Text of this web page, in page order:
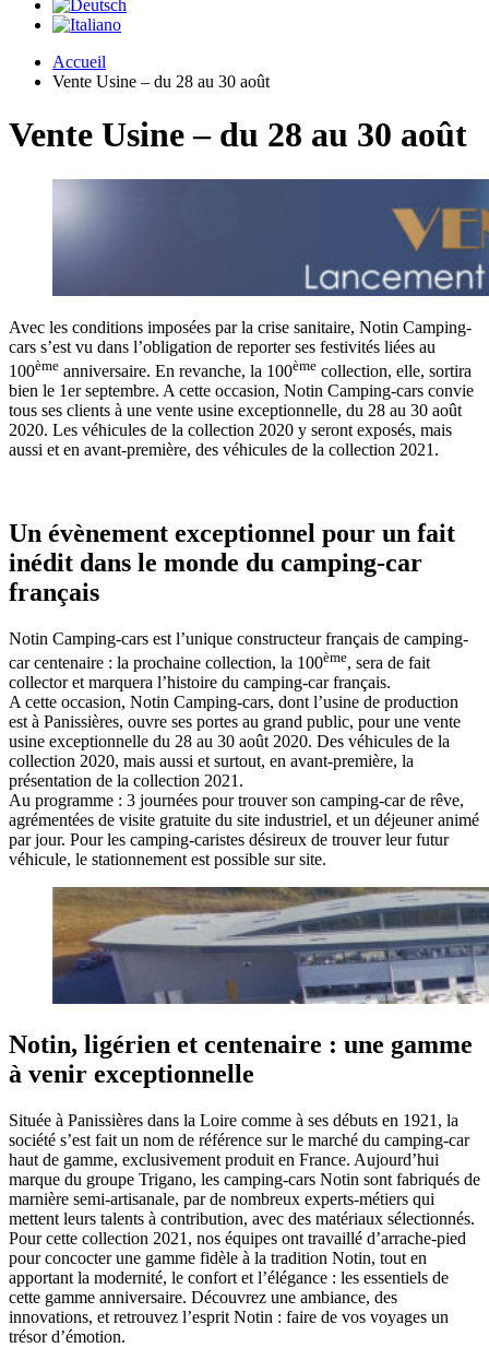
Accueil
Vente Usine – du 28 au 30 août
Vente Usine – du 28 au 30 août
Avec les conditions imposées par la crise sanitaire, Notin Camping-
cars s’est vu dans l’obligation de reporter ses festivités liées au
100ème anniversaire. En revanche, la 100ème collection, elle, sortira
bien le 1er septembre. A cette occasion, Notin Camping-cars convie
tous ses clients à une vente usine exceptionnelle, du 28 au 30 août
2020. Les véhicules de la collection 2020 y seront exposés, mais
aussi et en avant-première, des véhicules de la collection 2021.
Un évènement exceptionnel pour un fait
inédit dans le monde du camping-car
français
Notin Camping-cars est l’unique constructeur français de camping-
car centenaire : la prochaine collection, la 100ème, sera de fait
collector et marquera l’histoire du camping-car français.
A cette occasion, Notin Camping-cars, dont l’usine de production
est à Panissières, ouvre ses portes au grand public, pour une vente
usine exceptionnelle du 28 au 30 août 2020. Des véhicules de la
collection 2020, mais aussi et surtout, en avant-première, la
présentation de la collection 2021.
Au programme : 3 journées pour trouver son camping-car de rêve,
agrémentées de visite gratuite du site industriel, et un déjeuner animé
par jour. Pour les camping-caristes désireux de trouver leur futur
véhicule, le stationnement est possible sur site.
Notin, ligérien et centenaire : une gamme
à venir exceptionnelle
Située à Panissières dans la Loire comme à ses débuts en 1921, la
société s’est fait un nom de référence sur le marché du camping-car
haut de gamme, exclusivement produit en France. Aujourd’hui
marque du groupe Trigano, les camping-cars Notin sont fabriqués de
marnière semi-artisanale, par de nombreux experts-métiers qui
mettent leurs talents à contribution, avec des matériaux sélectionnés.
Pour cette collection 2021, nos équipes ont travaillé d’arrache-pied
pour concocter une gamme fidèle à la tradition Notin, tout en
apportant la modernité, le confort et l’élégance : les essentiels de
cette gamme anniversaire. Découvrez une ambiance, des
innovations, et retrouvez l’esprit Notin : faire de vos voyages un
trésor d’émotion.